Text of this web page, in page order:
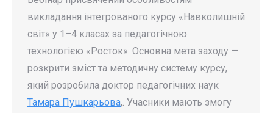
викладання інтегрованого курсу «Навколишній
світ» у 1–4 класах за педагогічною
технологією «Росток». Основна мета заходу —
розкрити зміст та методичну систему курсу,
який розробила доктор педагогічних наук
Тамара Пушкарьова,. Учасники мають змогу